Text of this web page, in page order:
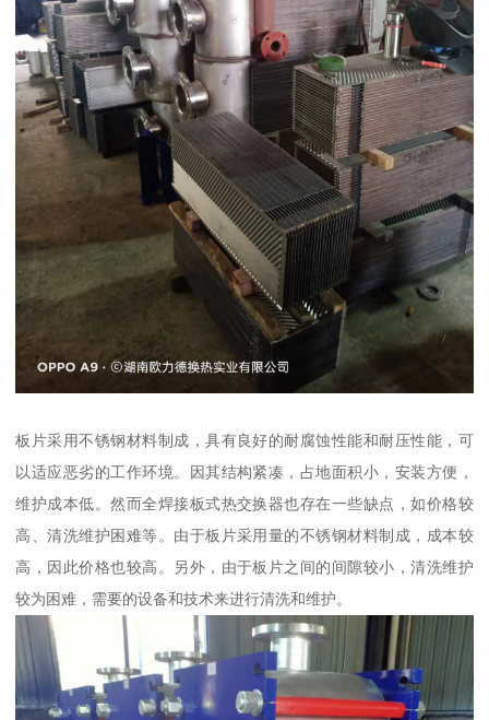
板片采用不锈钢材料制成，具有良好的耐腐蚀性能和耐压性能，可
以适应恶劣的工作环境。因其结构紧凑，占地面积小，安装方便，
维护成本低。然而全焊接板式热交换器也存在一些缺点，如价格较
高、清洗维护困难等。由于板片采用量的不锈钢材料制成，成本较
高，因此价格也较高。另外，由于板片之间的间隙较小，清洗维护
较为困难，需要的设备和技术来进行清洗和维护。